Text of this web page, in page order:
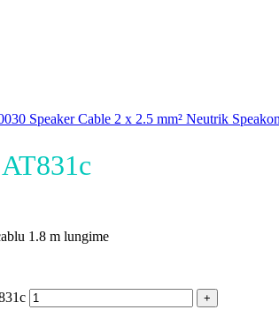
Speaker Cable 2 x 2.5 mm² Neutrik
1.8 m lungime